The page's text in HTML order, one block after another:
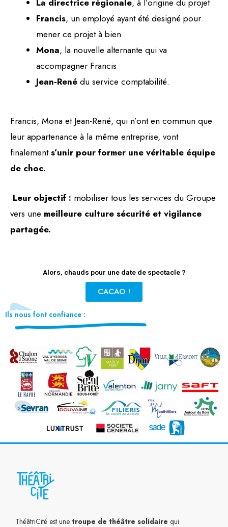
La directrice régionale, à l’origine du projet
Francis, un employé ayant été designé pour
mener ce projet à bien
Mona, la nouvelle alternante qui va
accompagner Francis
Jean-René du service comptabilité.
Francis, Mona et Jean-René, qui n’ont en commun que
leur appartenance à la même entreprise, vont
finalements’unir pour former une véritable équipe
de choc.
Leur objectif : mobiliser tous les services du Groupe
vers une meilleure culture sécurité et vigilance
partagée.
Alors, chauds pour une date de spectacle ?
CACAO !
Ils nous font confiance :
ThéâtriCité est une troupe de théâtre solidaire qui